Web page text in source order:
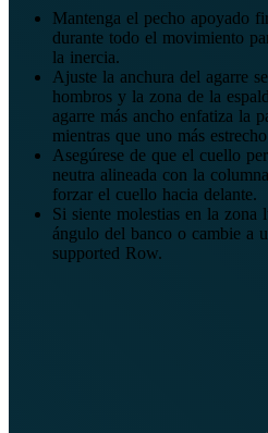
Mantenga el pecho apoyado
durante todo el movimiento
la inercia.
Ajuste la anchura del agarre
hombros y la zona de la
agarre más ancho enfatiza la
mientras que uno más
Asegúrese de que el cuello
neutra alineada con la
forzar el cuello hacia delante.
Si siente molestias en la zona
ángulo del banco o cambie a
supported Row.